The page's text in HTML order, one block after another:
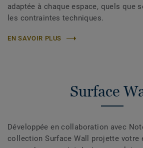
adaptée à chaque espace, quels que
les contraintes techniques.
EN SAVOIR PLUS
Surface
Développée en collaboration avec
collection Surface Wall projette votre